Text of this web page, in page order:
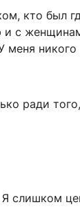
кто был
и с
никого
ради
слишком